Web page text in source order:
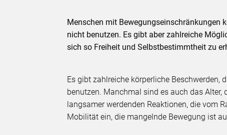
Menschen mit Bewegungseinschränkungen
nicht benutzen. Es gibt aber zahlreiche
sich so Freiheit und Selbstbestimmtheit zu
Es gibt zahlreiche körperliche Beschwerden,
benutzen. Manchmal sind es auch das
langsamer werdenden Reaktionen, die vom
Mobilität ein, die mangelnde Bewegung ist